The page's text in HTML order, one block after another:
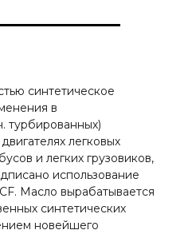
синтетическое
в
турбированных)
легковых
и легких грузовиков,
использование
Масло вырабатывается
синтетических
новейшего